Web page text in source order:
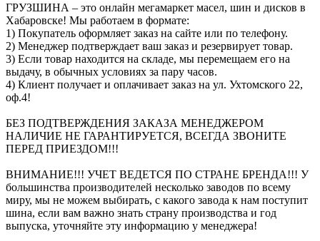
ГРУЗШИНА – это онлайн мегамаркет масел, шин и дисков в
Хабаровске! Мы работаем в формате:
1) Покупатель оформляет заказ на сайте или по телефону.
2) Менеджер подтверждает ваш заказ и резервирует товар.
3) Если товар находится на складе, мы перемещаем его на
выдачу, в обычных условиях за пару часов.
4) Клиент получает и оплачивает заказ на ул. Ухтомского 22,
оф.4!
БЕЗ ПОДТВЕРЖДЕНИЯ ЗАКАЗА МЕНЕДЖЕРОМ
НАЛИЧИЕ НЕ ГАРАНТИРУЕТСЯ, ВСЕГДА ЗВОНИТЕ
ПЕРЕД ПРИЕЗДОМ!!!
ВНИМАНИЕ!!! УЧЕТ ВЕДЕТСЯ ПО СТРАНЕ БРЕНДА!!! У
большинства производителей несколько заводов по всему
миру, мы не можем выбирать, с какого завода к нам поступит
шина, если вам важно знать страну производства и год
выпуска, уточняйте эту информацию у менеджера!